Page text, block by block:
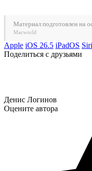
Материал подготовлен на
Macworld
Apple iOS 26.5 iPadOS Siri
Поделиться с друзьями
Денис Логинов
Оцените автора